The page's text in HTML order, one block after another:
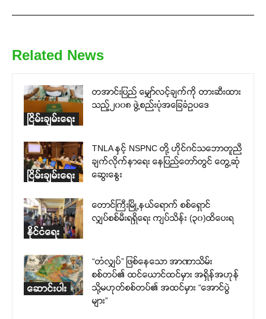
Related News
ငြိမ်းချမ်းရေး
တအာင်းပြည် မျှော်လင့်ချက်ကို တားဆီးထား
သည့်၂၀၀၈ ဖွဲ့စည်းပုံအခြေခံဥပဒေ
ငြိမ်းချမ်းရေး
TNLA နှင့် NSPNC တို့ ဟိုင်ဂင်သဘောတူညီ
ချက်လိုက်နာရေး နေပြည်တော်တွင် တွေ့ဆုံ
ဆွေးနွေး
နိုင်ငံရေး
တောင်ကြီးမြို့နယ်ရောက် စစ်ရှောင်
လျှပ်စစ်မီးရရှိရေး ကျပ်သိန်း (၃၀)ထိပေးရ
ဆောင်းပါး
“တံလျှပ်” ဖြစ်နေသော အာဏာသိမ်း
စစ်တပ်၏ ထင်ယောင်ထင်မှား အရှိန်အဟုန်
သို့မဟုတ်စစ်တပ်၏ အထင်မှား “အောင်ပွဲ
များ”